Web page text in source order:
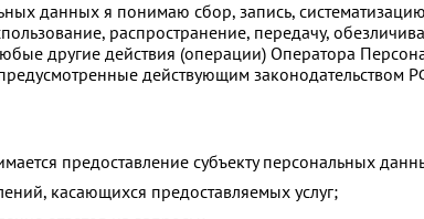
данных я понимаю сбор, запись,
распространение, передачу,
другие действия (операции) Оператора
действующим законодательством
предоставление субъекту персональных
касающихся предоставляемых услуг;